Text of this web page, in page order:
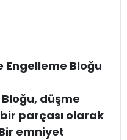
Engelleme Bloğu
düşme
parçası olarak
emniyet